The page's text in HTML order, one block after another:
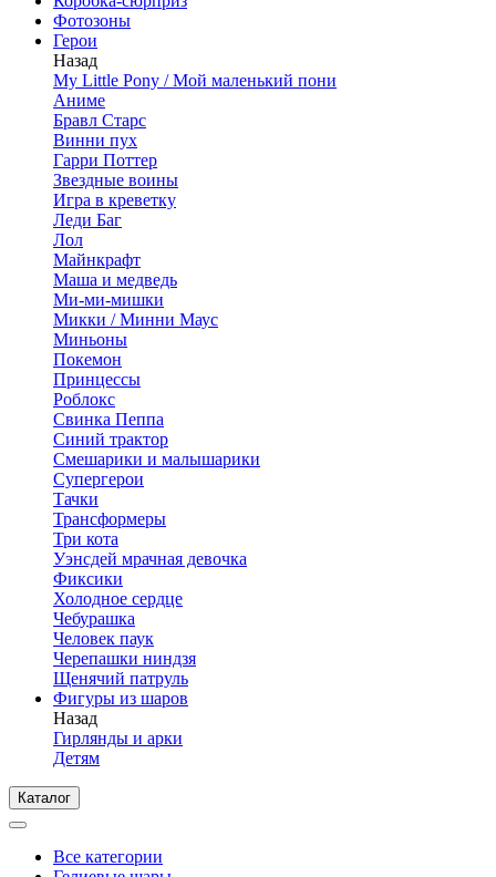
Фотозоны
Герои
Назад
My Little Pony / Мой маленький пони
Аниме
Бравл Старс
Винни пух
Гарри Поттер
Звездные воины
Игра в креветку
Леди Баг
Лол
Майнкрафт
Маша и медведь
Ми-ми-мишки
Микки / Минни Маус
Миньоны
Покемон
Принцессы
Роблокс
Свинка Пеппа
Синий трактор
Смешарики и малышарики
Супергерои
Тачки
Трансформеры
Три кота
Уэнсдей мрачная девочка
Фиксики
Холодное сердце
Чебурашка
Человек паук
Черепашки ниндзя
Щенячий патруль
Фигуры из шаров
Назад
Гирлянды и арки
Детям
Каталог
Все категории